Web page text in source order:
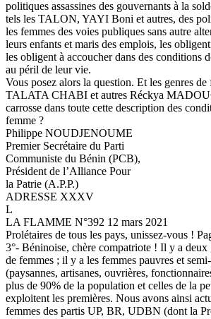
politiques assassines des gouvernants à la
tels les TALON, YAYI Boni et autres, des
les femmes des voies publiques sans autre
leurs enfants et maris des emplois, les
les obligent à accoucher dans des conditions
au péril de leur vie.
Vous posez alors la question. Et les genres
TALATA CHABI et autres Réckya
carrosse dans toute cette description des
femme ?
Philippe NOUDJENOUME
Premier Secrétaire du Parti
Communiste du Bénin (PCB),
Président de l’Alliance Pour
la Patrie (A.P.P.)
ADRESSE XXXV
L
LA FLAMME N°392 12 mars 2021
Prolétaires de tous les pays, unissez-vous !
3°- Béninoise, chère compatriote ! Il y a deux
de femmes ; il y a les femmes pauvres et
(paysannes, artisanes, ouvrières,
plus de 90% de la population et celles de la
exploitent les premières. Nous avons ainsi
femmes des partis UP, BR, UDBN (dont la